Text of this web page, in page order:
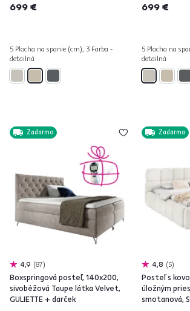
699 €
5 Plocha na spanie (cm), 3 Farba -
detailná
699 €
5 Plocha na
detailná
Zadarmo
4,9 87
Boxspringová posteľ, 140x200,
sivobéžová Taupe látka Velvet,
GULIETTE + darček
Zadarmo
4,8 5
Posteľ s
úložným
smotanová,